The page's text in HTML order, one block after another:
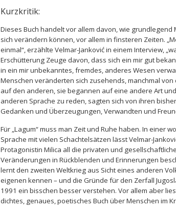
Kurzkritik:
Dieses Buch handelt vor allem davon, wie grundlegend
sich verändern können, vor allem in finsteren Zeiten.
einmal“, erzählte Velmar-Janković in einem Interview,
Erschütterung Zeuge davon, dass sich ein mir gut
in ein mir unbekanntes, fremdes, anderes Wesen
Menschen veränderten sich zusehends, manchmal von
auf den anderen, sie begannen auf eine andere Art
anderen Sprache zu reden, sagten sich von ihren
Gedanken und Überzeugungen, Verwandten und
Für „Lagum“ muss man Zeit und Ruhe haben. In einer
Sprache mit vielen Schachtelsätzen lässt Velmar-
Protagonistin Milica all die privaten und
Veränderungen in Rückblenden und Erinnerungen
lernt den zweiten Weltkrieg aus Sicht eines anderen
eigenen kennen – und die Gründe für den Zerfall
1991 ein bisschen besser verstehen. Vor allem aber
dichtes, genaues, poetisches Buch über Menschen im